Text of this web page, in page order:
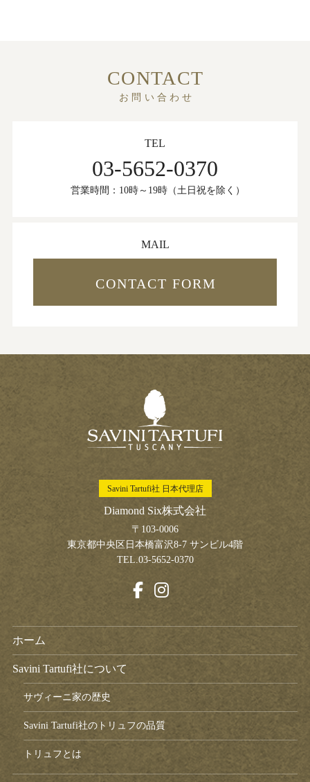
CONTACT
お問い合わせ
TEL
03-5652-0370
営業時間：10時～19時（土日祝を除く）
MAIL
CONTACT FORM
Savini Tartufi社 日本代理店
Diamond Six株式会社
〒103-0006
東京都中央区日本橋富沢8-7 サンビル4階
TEL.03-5652-0370
ホーム
Savini Tartufi社について
サヴィーニ家の歴史
Savini Tartufi社のトリュフの品質
トリュフとは